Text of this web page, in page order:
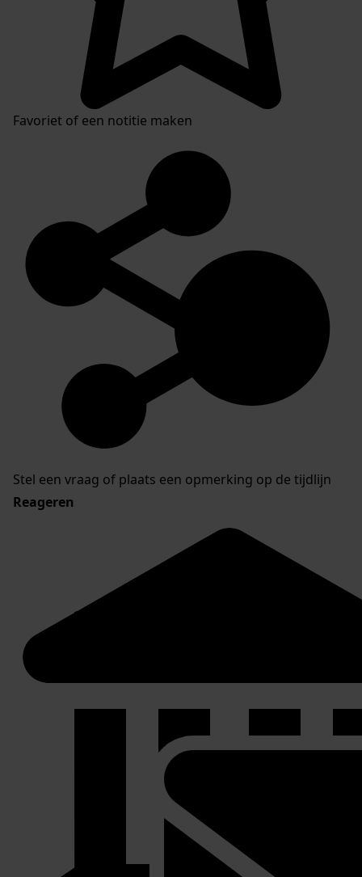
Favoriet of een notitie maken
Stel een vraag of plaats een opmerking op de tijdlijn
Reageren